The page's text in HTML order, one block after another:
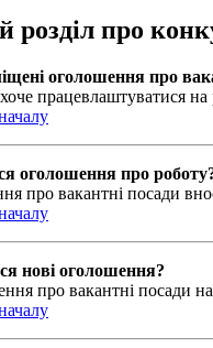
розділ про
оголошення про
працевлаштуватися на
оголошення про
про вакантні посади
нові оголошення?
про вакантні посади